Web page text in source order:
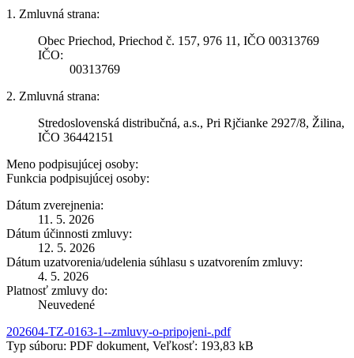
1. Zmluvná strana:
Obec Priechod, Priechod č. 157, 976 11, IČO 00313769
IČO:
00313769
2. Zmluvná strana:
Stredoslovenská distribučná, a.s., Pri Rjčianke 2927/8, Žilina,
IČO 36442151
Meno podpisujúcej osoby:
Funkcia podpisujúcej osoby:
Dátum zverejnenia:
11. 5. 2026
Dátum účinnosti zmluvy:
12. 5. 2026
Dátum uzatvorenia/udelenia súhlasu s uzatvorením zmluvy:
4. 5. 2026
Platnosť zmluvy do:
Neuvedené
202604-TZ-0163-1--zmluvy-o-pripojeni-.pdf
Typ súboru: PDF dokument, Veľkosť: 193,83 kB